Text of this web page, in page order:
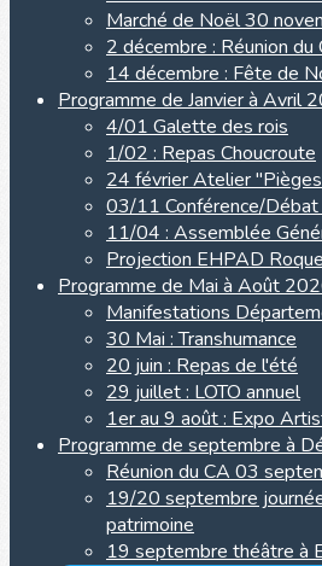
Marché de Noël 30
2 décembre : Réunion du
14 décembre : Fête de
Programme de Janvier à Avril
4/01 Galette des rois
1/02 : Repas Choucroute
24 février Atelier
03/11 Conférence/
11/04 : Assemblée
Projection EHPAD
Programme de Mai à Août
Manifestations
30 Mai : Transhumance
20 juin : Repas de l'été
29 juillet : LOTO annuel
1er au 9 août : Expo
Programme de septembre à
Réunion du CA 03
19/20 septembre
patrimoine
19 septembre théâtre à